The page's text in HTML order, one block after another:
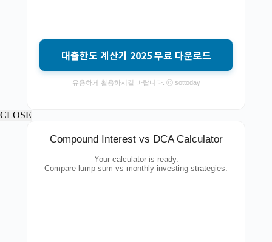
대출한도 계산기 2025 무료 다운로드
유용하게 활용하시길 바랍니다. ⓒ sottoday
CLOSE
Compound Interest vs DCA Calculator
Your calculator is ready.
Compare lump sum vs monthly investing strategies.